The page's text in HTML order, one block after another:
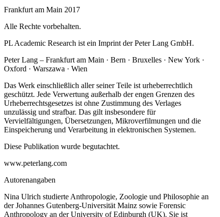
Frankfurt am Main 2017
Alle Rechte vorbehalten.
PL Academic Research ist ein Imprint der Peter Lang GmbH.
Peter Lang – Frankfurt am Main · Bern · Bruxelles · New York ·
Oxford · Warszawa · Wien
Das Werk einschließlich aller seiner Teile ist urheberrechtlich
geschützt. Jede Verwertung außerhalb der engen Grenzen des
Urheberrechtsgesetzes ist ohne Zustimmung des Verlages
unzulässig und strafbar. Das gilt insbesondere für
Vervielfältigungen, Übersetzungen, Mikroverfilmungen und die
Einspeicherung und Verarbeitung in elektronischen Systemen.
Diese Publikation wurde begutachtet.
www.peterlang.com
Autorenangaben
Nina Ulrich studierte Anthropologie, Zoologie und Philosophie an
der Johannes Gutenberg-Universität Mainz sowie Forensic
Anthropology an der University of Edinburgh (UK). Sie ist